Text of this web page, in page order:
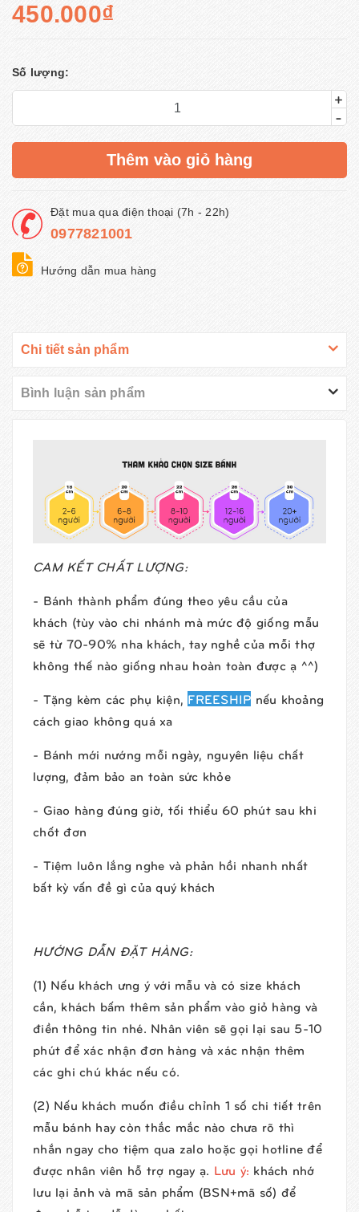
450.000₫
Số lượng:
+
-
Thêm vào giỏ hàng
Đặt mua qua điện thoại (7h - 22h)
0977821001
Hướng dẫn mua hàng
Chi tiết sản phẩm
Bình luận sản phẩm
CAM KẾT CHẤT LƯỢNG:
- Bánh thành phẩm đúng theo yêu cầu của
khách (tùy vào chi nhánh mà mức độ giống mẫu
sẽ từ 70-90% nha khách, tay nghề của mỗi thợ
không thế nào giống nhau hoàn toàn được ạ ^^)
- Tặng kèm các phụ kiện, FREESHIP nếu khoảng
cách giao không quá xa
- Bánh mới nướng mỗi ngày, nguyên liệu chất
lượng, đảm bảo an toàn sức khỏe
- Giao hàng đúng giờ, tối thiểu 60 phút sau khi
chốt đơn
- Tiệm luôn lắng nghe và phản hồi nhanh nhất
bất kỳ vấn đề gì của quý khách
HƯỚNG DẪN ĐẶT HÀNG:
(1) Nếu khách ưng ý với mẫu và có size khách
cần, khách bấm thêm sản phẩm vào giỏ hàng và
điền thông tin nhé. Nhân viên sẽ gọi lại sau 5-10
phút để xác nhận đơn hàng và xác nhận thêm
các ghi chú khác nếu có.
(2) Nếu khách muốn điều chỉnh 1 số chi tiết trên
mẫu bánh hay còn thắc mắc nào chưa rõ thì
nhắn ngay cho tiệm qua zalo hoặc gọi hotline để
được nhân viên hỗ trợ ngay ạ. Lưu ý: khách nhớ
lưu lại ảnh và mã sản phẩm (BSN+mã số) để